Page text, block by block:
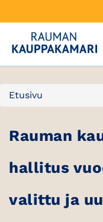
Etusivu
Rauman
hallitus
valittu ja